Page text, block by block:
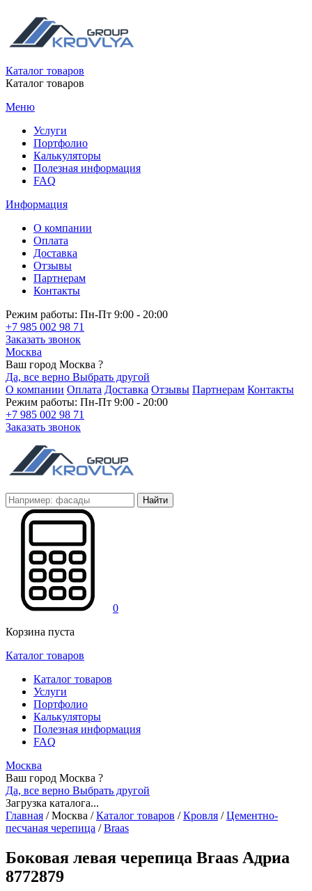
Каталог товаров
Каталог товаров
Меню
Услуги
Портфолио
Калькуляторы
Полезная информация
FAQ
Информация
О компании
Оплата
Доставка
Отзывы
Партнерам
Контакты
Режим работы: Пн-Пт 9:00 - 20:00
+7 985 002 98 71
Заказать звонок
Москва
Ваш город Москва ?
Да, все верно Выбрать другой
О компании Оплата Доставка Отзывы Партнерам Контакты
Режим работы: Пн-Пт 9:00 - 20:00
+7 985 002 98 71
Заказать звонок
Найти
0
Корзина пуста
Каталог товаров
Каталог товаров
Услуги
Портфолио
Калькуляторы
Полезная информация
FAQ
Москва
Ваш город Москва ?
Да, все верно Выбрать другой
Загрузка каталога...
Главная /Москва / Каталог товаров / Кровля / Цементно-
песчаная черепица / Braas
Боковая левая черепица Braas Адриа
8772879